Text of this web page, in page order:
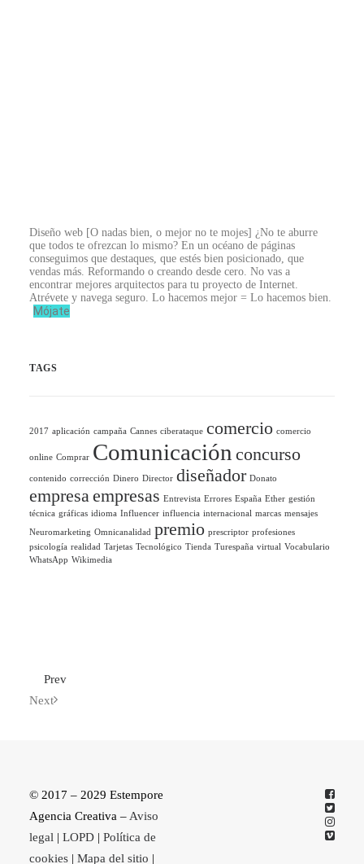
Diseño web [O nadas bien, o mejor no te mojes] ¿No te aburre
que todos te ofrezcan lo mismo? En un océano de páginas
conseguimos que destaques, que estés bien posicionado, que
vendas más. Reformando o creando desde cero. No vas a
encontrar mejores arquitectos para tu proyecto de Internet.
Atrévete y navega seguro. Lo hacemos mejor = Lo hacemos bien.
Mójate
TAGS
2017 aplicación campaña Cannes ciberataque comercio comercio
online Comprar Comunicación concurso
contenido corrección Dinero Director diseñador Donato
empresaempresas Entrevista Errores España Ether gestión
técnica gráficas idioma Influencer influencia internacional marcas mensajes
Neuromarketing Omnicanalidad premio prescriptor profesiones
psicología realidad Tarjetas Tecnológico Tienda Turespaña virtual Vocabulario
WhatsApp Wikimedia
Prev
Next
© 2017 – 2029 Estempore
Agencia Creativa – Aviso
legal | LOPD | Política de
cookies | Mapa del sitio |